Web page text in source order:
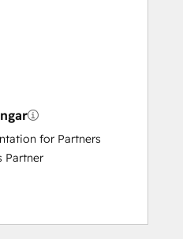
Onboarding
Onboarding
for Partners
Partner